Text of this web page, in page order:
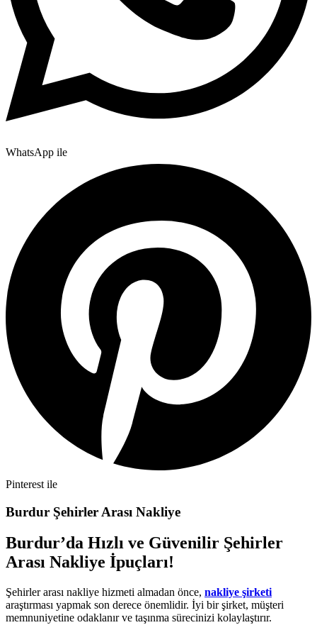
WhatsApp ile
Pinterest ile
Burdur Şehirler Arası Nakliye
Burdur’da Hızlı ve Güvenilir Şehirler
Arası Nakliye İpuçları!
Şehirler arası nakliye hizmeti almadan önce, nakliye şirketi
araştırması yapmak son derece önemlidir. İyi bir şirket, müşteri
memnuniyetine odaklanır ve taşınma sürecinizi kolaylaştırır.